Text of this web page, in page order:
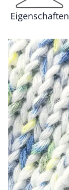
Eigenschaften